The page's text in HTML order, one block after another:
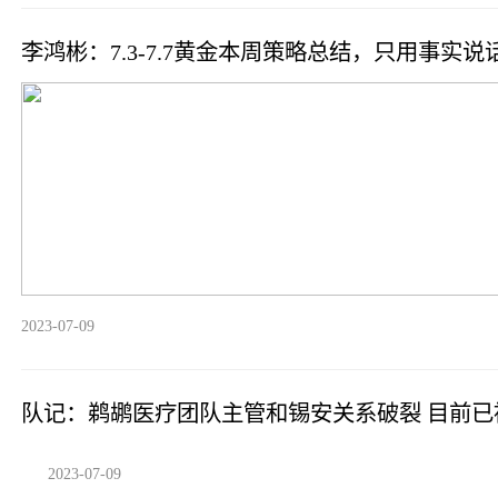
李鸿彬：7.3-7.7黄金本周策略总结，只用事实说
2023-07-09
队记：鹈鹕医疗团队主管和锡安关系破裂 目前
2023-07-09